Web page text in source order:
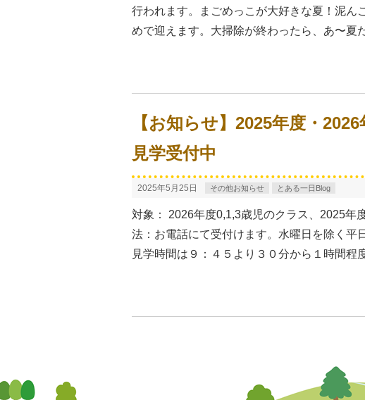
行われます。まごめっこが大好きな夏！泥ん
めで迎えます。大掃除が終わったら、あ〜
【お知らせ】2025年度・
見学受付中
2025年5月25日 その他お知らせ とある一日Blog
対象： 2026年度0,1,3歳児のクラス、2025年
法：お電話にて受付けます。水曜日を除く平
見学時間は９：４５より３０分から１時間程